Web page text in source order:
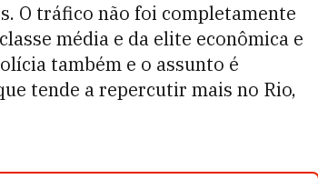
O tráfico não foi completamente
média e da elite econômica e
também e o assunto é
tende a repercutir mais no Rio,